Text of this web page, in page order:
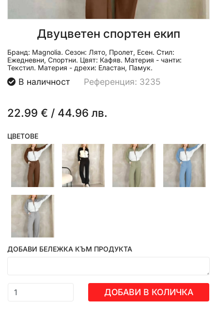
Двуцветен спортен екип
Бранд: Magnolia. Сезон: Лято, Пролет, Есен. Стил:
Ежедневни, Спортни. Цвят: Кафяв. Материя - чанти:
Текстил. Материя - дрехи: Еластан, Памук.
В наличност Референция: 3235
22.99 € / 44.96 лв.
ЦВЕТОВЕ
ДОБАВИ БЕЛЕЖКА КЪМ ПРОДУКТА
ДОБАВИ В КОЛИЧКА